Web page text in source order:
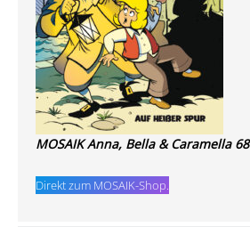
MOSAIK Anna, Bella & Caramella 68
Direkt zum MOSAIK-Shop.